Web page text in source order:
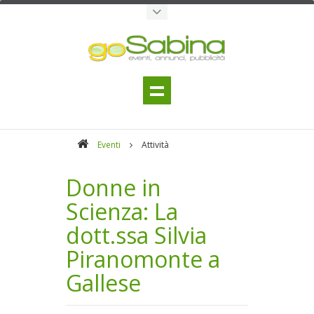
Eventi Attività
Donne in
Scienza: La
dott.ssa Silvia
Piranomonte a
Gallese